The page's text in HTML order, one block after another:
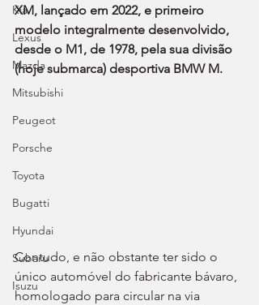
Kia
Lexus
Mazda
Mitsubishi
Peugeot
Porsche
Toyota
Bugatti
Hyundai
Subaru
Isuzu
XM, lançado em 2022, e primeiro
modelo integralmente desenvolvido,
desde o M1, de 1978, pela sua divisão
(hoje submarca) desportiva BMW M.
Contudo, e não obstante ter sido o
único automóvel do fabricante bávaro,
homologado para circular na via